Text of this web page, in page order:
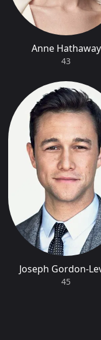
Anne Hathaway
43
Joseph Gordon-
45